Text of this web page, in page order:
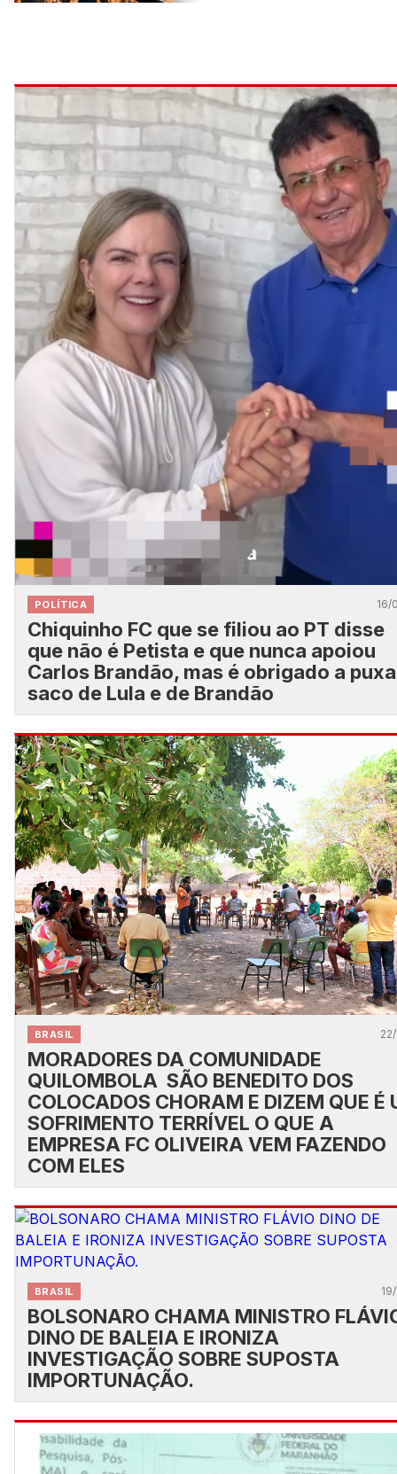
POLÍTICA 16/
Chiquinho FC que se filiou ao PT disse
que não é Petista e que nunca apoiou
Carlos Brandão, mas é obrigado a
saco de Lula e de Brandão
BRASIL
MORADORES DA COMUNIDADE
QUILOMBOLA SÃO BENEDITO DOS
COLOCADOS CHORAM E DIZEM QUE É
SOFRIMENTO TERRÍVEL O QUE A
EMPRESA FC OLIVEIRA VEM FAZENDO
COM ELES
BRASIL
BOLSONARO CHAMA MINISTRO
DINO DE BALEIA E IRONIZA
INVESTIGAÇÃO SOBRE SUPOSTA
IMPORTUNAÇÃO.